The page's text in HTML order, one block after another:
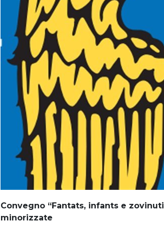
Convegno “Fantats, infants e
minorizzate